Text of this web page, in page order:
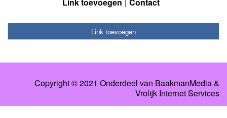
Link toevoegen
Copyright © 2021 Onderdeel van BaakmanMedia&
Vrolijk Internet Services